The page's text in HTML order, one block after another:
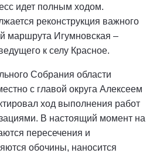
идет полным ходом.
реконструкция важного
маршрута Игумновская –
к селу Красное.
Собрания области
с главой округа Алексеем
ход выполнения работ
В настоящий момент на
пересечения и
обочины, наносится